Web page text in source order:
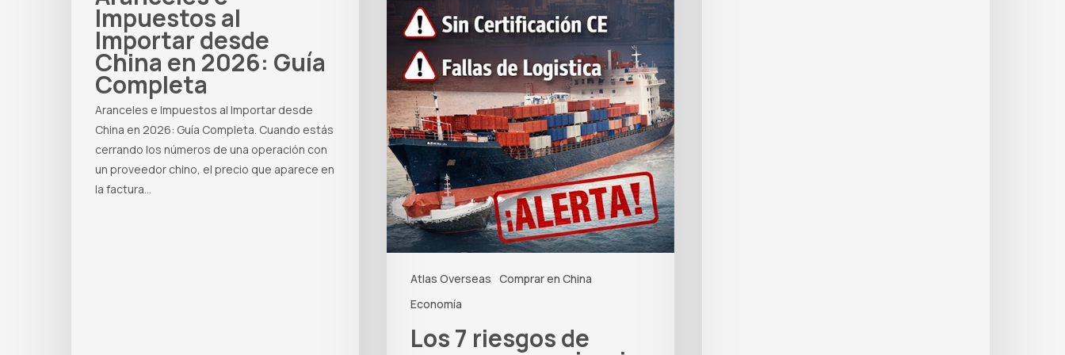
Impuestos al
Importar desde
China en 2026: Guía
Completa
Aranceles e Impuestos al Importar desde
China en 2026: Guía Completa. Cuando estás
cerrando los números de una operación con
un proveedor chino, el precio que aparece en
la factura…
Atlas Overseas Comprar en China
Economía
Los 7 riesgos de